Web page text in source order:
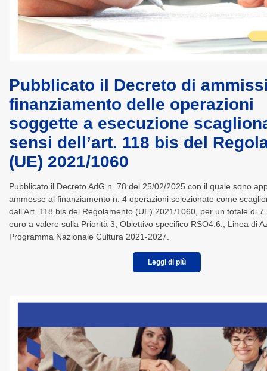
Pubblicato il Decreto di
finanziamento delle operazioni
soggette a esecuzione
sensi dell’art. 118 bis del
(UE) 2021/1060
Pubblicato il Decreto AdG n. 78 del 25/02/2025 con il quale sono
ammesse al finanziamento n. 4 operazioni selezionate come
dall’Art. 118 bis del Regolamento (UE) 2021/1060, per un totale di
euro a valere sulla Priorità 3, Obiettivo specifico RSO4.6., Linea di
Programma Nazionale Cultura 2021-2027.
Leggi di più